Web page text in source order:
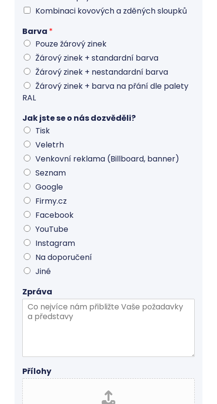
Kombinaci kovových a zděných sloupků
Barva *
Pouze žárový zinek
Žárový zinek + standardní barva
Žárový zinek + nestandardní barva
Žárový zinek + barva na přání dle palety
RAL
Jak jste se o nás dozvěděli?
Tisk
Veletrh
Venkovní reklama (Billboard, banner)
Seznam
Google
Firmy.cz
Facebook
YouTube
Instagram
Na doporučení
Jiné
Zpráva
Přílohy